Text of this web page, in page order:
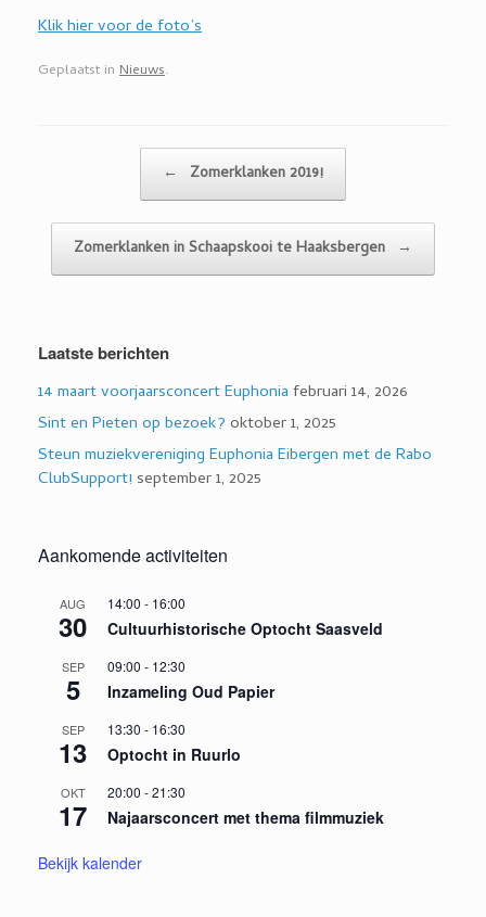
Klik hier voor de foto’s
Geplaatst in Nieuws.
← Zomerklanken 2019!
Zomerklanken in Schaapskooi te Haaksbergen →
Laatste berichten
14 maart voorjaarsconcert Euphonia februari 14, 2026
Sint en Pieten op bezoek? oktober 1, 2025
Steun muziekvereniging Euphonia Eibergen met de Rabo
ClubSupport! september 1, 2025
Aankomende activiteiten
AUG
30
14:00 - 16:00
Cultuurhistorische Optocht Saasveld
SEP
5
09:00 - 12:30
Inzameling Oud Papier
SEP
13
13:30 - 16:30
Optocht in Ruurlo
OKT
17
20:00 -21:30
Najaarsconcert met thema filmmuziek
Bekijk kalender